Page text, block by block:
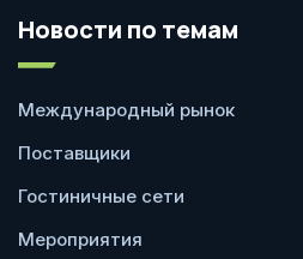
Новости по темам
Международный рынок
Поставщики
Гостиничные сети
Мероприятия